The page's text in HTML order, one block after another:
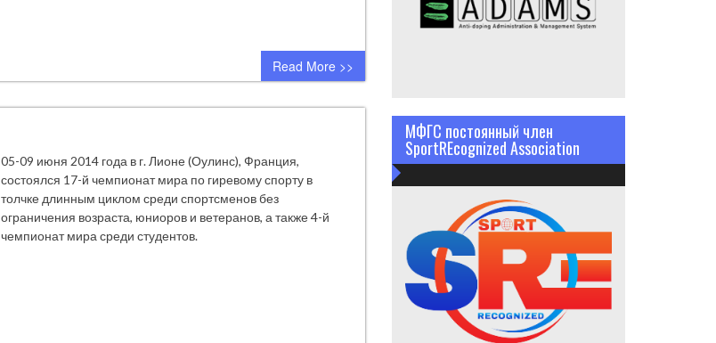
Read More >>
05-09 июня 2014 года в г. Лионе (Оулинс), Франция,
состоялся 17-й чемпионат мира по гиревому спорту в
толчке длинным циклом среди спортсменов без
ограничения возраста, юниоров и ветеранов, а также 4-й
чемпионат мира среди студентов.
МФГС постоянный член
SportREcognized Association